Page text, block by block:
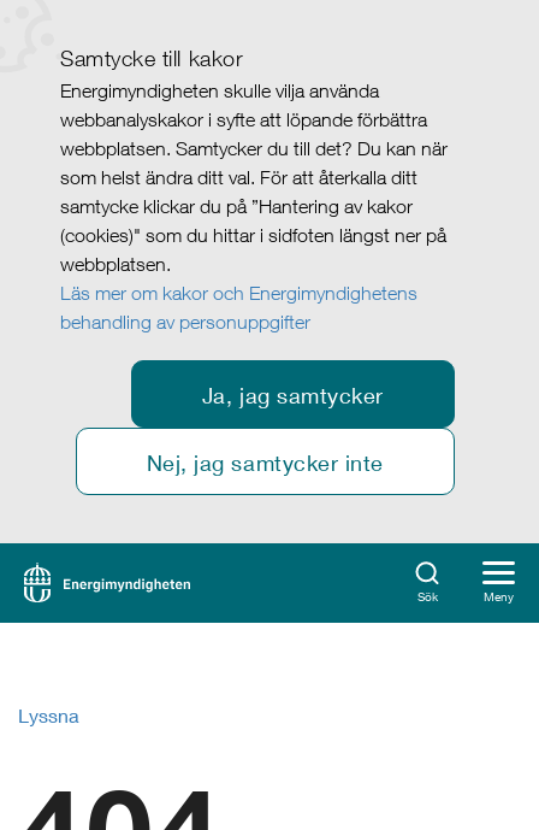
Samtycke till kakor
Energimyndigheten skulle vilja använda
webbanalyskakor i syfte att löpande förbättra
webbplatsen. Samtycker du till det? Du kan när
som helst ändra ditt val. För att återkalla ditt
samtycke klickar du på ”Hantering av kakor
(cookies)" som du hittar i sidfoten längst ner på
webbplatsen.
Läs mer om kakor och Energimyndighetens
behandling av personuppgifter
Ja, jag samtycker
Nej, jag samtycker inte
Sök Meny
Lyssna